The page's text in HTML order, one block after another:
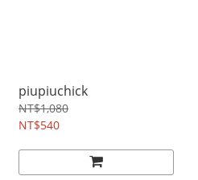
piupiuchick
NT$1,080
NT$540